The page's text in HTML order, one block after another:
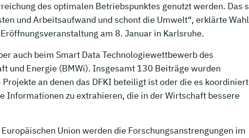
des optimalen Betriebspunktes genutzt werden. Das
und Arbeitsaufwand und schont die Umwelt“, erklärte
am 8. Januar in Karlsruhe.
auch beim Smart Data Technologiewettbewerb des
und Energie (BMWi). Insgesamt 130 Beiträge wurden
an denen das DFKI beteiligt ist oder die es
Informationen zu extrahieren, die in der Wirtschaft bessere
Union werden die Forschungsanstrengungen im